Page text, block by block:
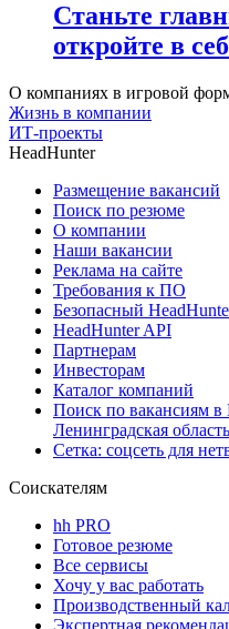
Станьте
откройте в
О компаниях в игровой
Жизнь в компании
ИТ-проекты
HeadHunter
Размещение вакансий
Поиск по резюме
О компании
Наши вакансии
Реклама на сайте
Требования к ПО
Безопасный
HeadHunter API
Партнерам
Инвесторам
Каталог компаний
Поиск по вакансиям в
Ленинградская
Сетка: соцсеть для
Соискателям
hh PRO
Готовое резюме
Все сервисы
Хочу у вас работать
Производственный
Экспертная